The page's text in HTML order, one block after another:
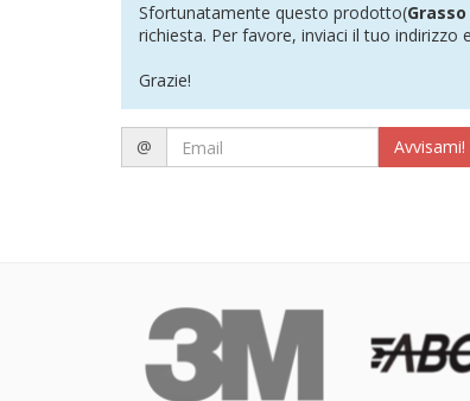
Sfortunatamente questo prodotto(
richiesta. Per favore, inviaci il tuo
Grazie!
Email
@ Avvisami!